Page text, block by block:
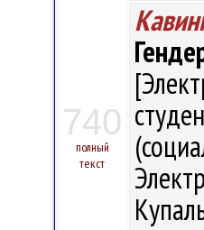
740
полный
текст